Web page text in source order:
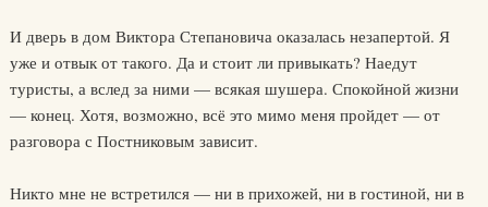
И дверь в дом Виктора Степановича оказалась незапертой. Я
уже и отвык от такого. Да и стоит ли привыкать? Наедут
туристы, а вслед за ними — всякая шушера. Спокойной жизни
— конец. Хотя, возможно, всё это мимо меня пройдет — от
разговора с Постниковым зависит.
Никто мне не встретился — ни в прихожей, ни в гостиной, ни в